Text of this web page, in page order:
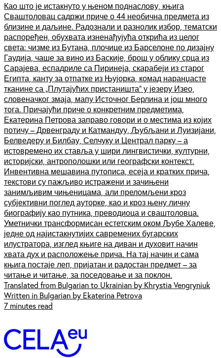
Као што је истакнуто у њеном поднаслову, књига
Сваштоловац садржи приче о 44 необична предмета из
близине и даљине. Радознали и разнолик избор, тематски
распоређен, обухвата изненађујућа открића из целог
света: чизме из Бутана, плочице из Барселоне по дизајну
Гаудија, чаше за вино из Баскије, брош у облику срца из
Сарајева, еспадриле са Пиринеја, скарабеји из старог
Египта, канту за отпатке из Њујорка, комад наранџасте
тканине са „Плутајућих пристаништа“ у језеру Изео,
словеначког змаја, мапу Источног Берлина и још много
тога. Причајући приче о конкретним предметима,
Екатерина Петрова заправо говори и о местима из којих
потичу – Дрвенграду и Катмандуу, Љубљани и Луизијани,
Белведеру и Билбау, Селчуку и Централ парку – а
истовремено их ставља у шири лингвистички, културни,
историјски, антрополошки или географски контекст.
Инвентивна мешавина путописа, есеја и кратких прича,
текстови су пажљиво истражени и зачињени
занимљивим чињеницама, али преломљени кроз
субјективни поглед ауторке, као и кроз њену личну
биографију као путника, преводиоца и сваштоловца.
Уметнички трансформисан естетским оком Љубе Халеве,
једне од најистакнутијих савремених бугарских
илустратора, изглед књиге на диван и духовит начин
хвата дух и расположење прича. На тај начин и сама
књига постаје леп, пријатан и радостан предмет – за
читање и читање, за поседовање и за поклон.
Translated from Bulgarian to Ukrainian by Khrystia Vengryniuk
Written in Bulgarian by Ekaterina Petrova
7 minutes read